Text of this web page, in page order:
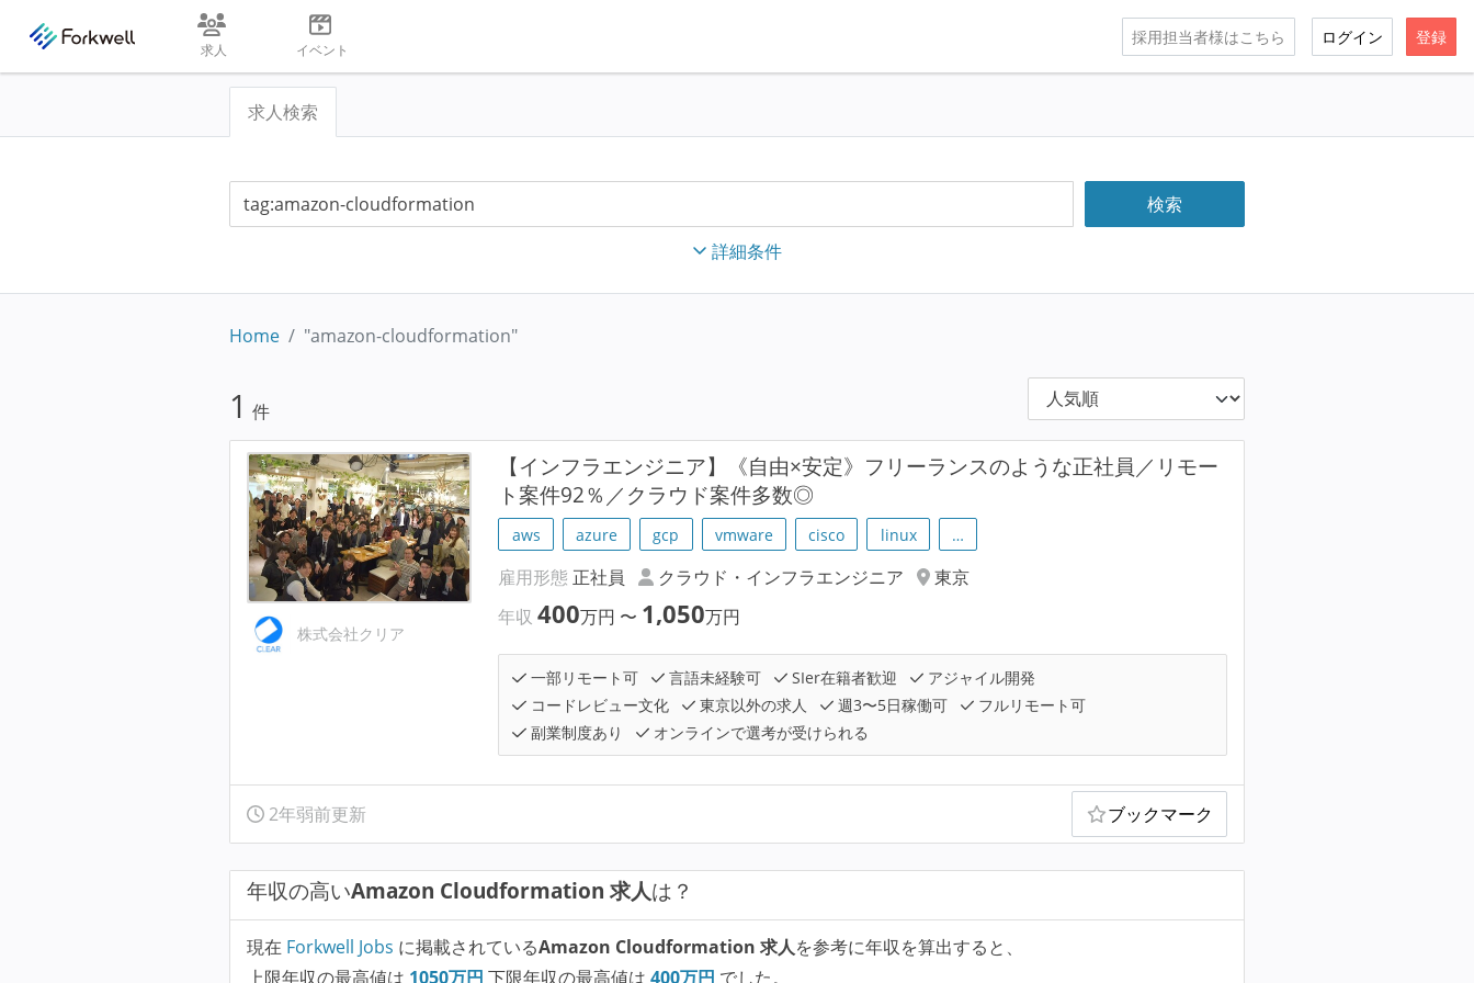
求人 イベント
採用担当者様はこちら ログイン 登録
求人検索
詳細条件
Home "amazon-cloudformation"
1 件
株式会社クリア
【インフラエンジニア】《自由×安定》フリーランスのような正社員／リモー
ト案件92％／クラウド案件多数◎
aws azure gcp vmware cisco linux …
雇用形態 正社員 クラウド・インフラエンジニア
東京
年収400万円 〜 1,050万円
一部リモート可 言語未経験可 SIer在籍者歓迎
アジャイル開発
コードレビュー文化
東京以外の求人 週3〜5日稼働可
フルリモート可
副業制度あり
オンラインで選考が受けられる
2年弱前更新 ブックマーク
年収の高いAmazon Cloudformation 求人は？
現在 Forkwell Jobs に掲載されているAmazon Cloudformation 求人を参考に年収を算出すると、
上限年収の最高値は 1050万円 下限年収の最高値は 400万円 でした。